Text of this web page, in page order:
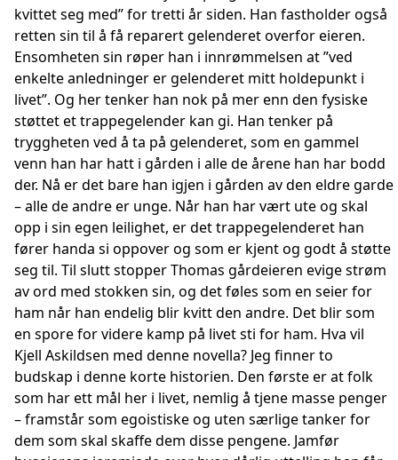
kvittet seg med” for tretti år siden. Han fastholder også
retten sin til å få reparert gelenderet overfor eieren.
Ensomheten sin røper han i innrømmelsen at ”ved
enkelte anledninger er gelenderet mitt holdepunkt i
livet”. Og her tenker han nok på mer enn den fysiske
støttet et trappegelender kan gi. Han tenker på
tryggheten ved å ta på gelenderet, som en gammel
venn han har hatt i gården i alle de årene han har bodd
der. Nå er det bare han igjen i gården av den eldre garde
– alle de andre er unge. Når han har vært ute og skal
opp i sin egen leilighet, er det trappegelenderet han
fører handa si oppover og som er kjent og godt å støtte
seg til. Til slutt stopper Thomas gårdeieren evige strøm
av ord med stokken sin, og det føles som en seier for
ham når han endelig blir kvitt den andre. Det blir som
en spore for videre kamp på livet sti for ham. Hva vil
Kjell Askildsen med denne novella? Jeg finner to
budskap i denne korte historien. Den første er at folk
som har ett mål her i livet, nemlig å tjene masse penger
– framstår som egoistiske og uten særlige tanker for
dem som skal skaffe dem disse pengene. Jamfør